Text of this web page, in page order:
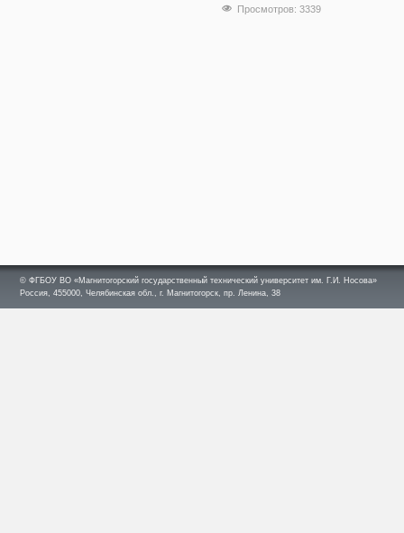
Просмотров: 3339
© ФГБОУ ВО «Магнитогорский государственный технический университет им. Г.И. Носова»
Россия, 455000, Челябинская обл., г. Магнитогорск, пр. Ленина, 38